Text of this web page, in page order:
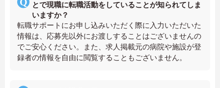
とで現職に転職活動をしていることが知られてしま
いますか？
転職サポートにお申し込みいただく際に入力いただいた
情報は、応募先以外にお渡しすることはございませんの
でご安心ください。また、求人掲載元の病院や施設が登
録者の情報を自由に閲覧することもございません。